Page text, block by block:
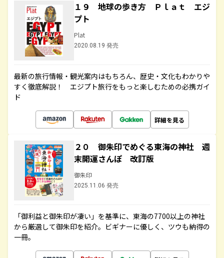
１９ 地球の歩き方 Ｐｌａｔ エジ
プト
Plat
2020.08.19 発売
最新の旅行情報・観光案内はもちろん、歴史・文化もわかりや
すく徹底解説！ エジプト旅行をもっと楽しむための必携ガイ
ド
詳細を見る
２０ 御朱印でめぐる東海の神社 週
末開運さんぽ 改訂版
御朱印
2025.11.06 発売
「御利益と御朱印が凄い」を基準に、東海の7700以上の神社
から厳選して御朱印を紹介。ビギナーに優しく、ツウも納得の
一冊。